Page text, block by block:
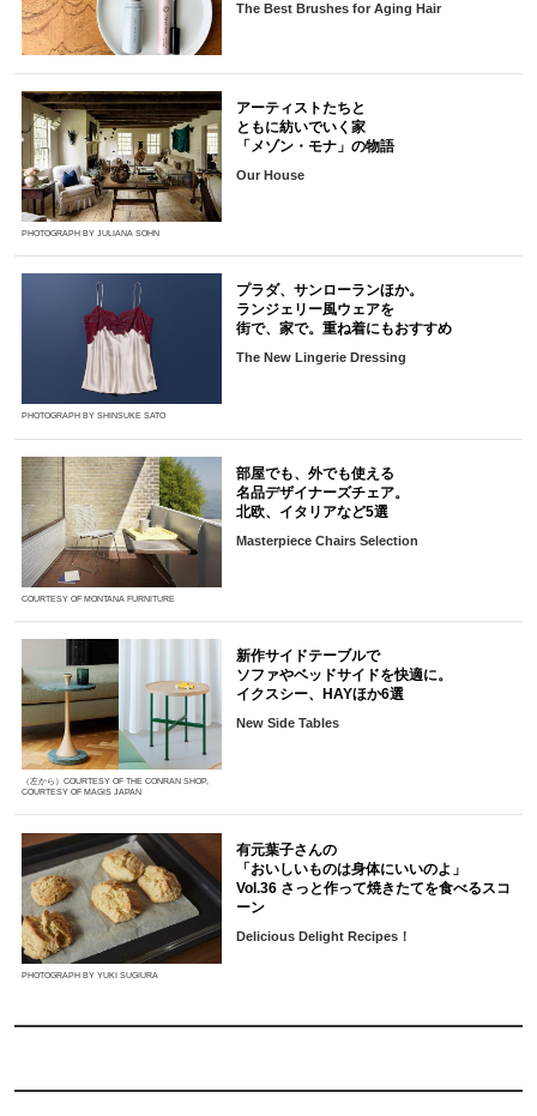
The Best Brushes for Aging Hair
PHOTOGRAPH BY JULIANA SOHN
アーティストたちと
ともに紡いでいく家
「メゾン・モナ」の物語
Our House
PHOTOGRAPH BY SHINSUKE SATO
プラダ、サンローランほか。
ランジェリー風ウェアを
街で、家で。重ね着にもおすすめ
The New Lingerie Dressing
COURTESY OF MONTANA FURNITURE
部屋でも、外でも使える
名品デザイナーズチェア。
北欧、イタリアなど5選
Masterpiece Chairs Selection
（左から）COURTESY OF THE CONRAN SHOP,
COURTESY OF MAGIS JAPAN
新作サイドテーブルで
ソファやベッドサイドを快適に。
イクスシー、HAYほか6選
New Side Tables
PHOTOGRAPH BY YUKI SUGIURA
有元葉子さんの
「おいしいものは身体にいいのよ」
Vol.36 さっと作って焼きたてを食べるスコ
ーン
Delicious Delight Recipes！